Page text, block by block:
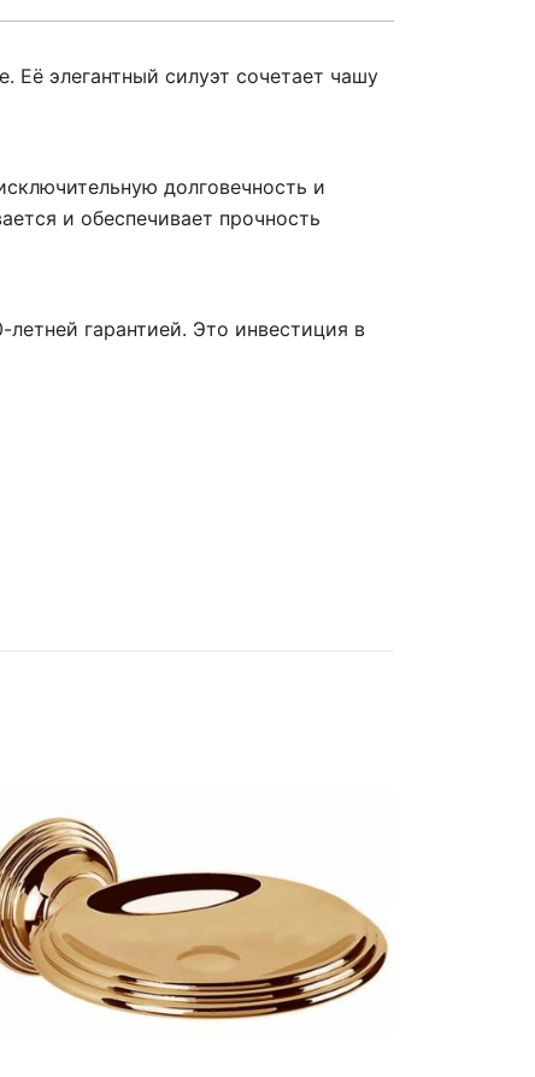
элегантный силуэт сочетает чашу
долговечность и
и обеспечивает прочность
гарантией. Это инвестиция в